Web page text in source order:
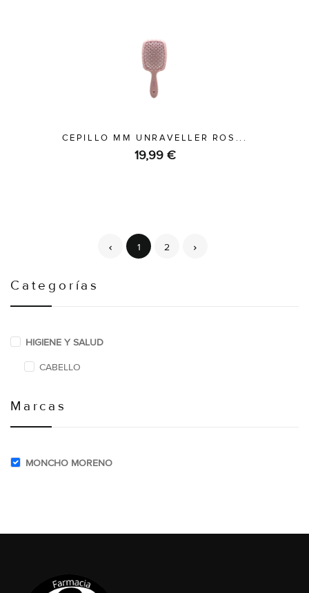
Categorías
HIGIENE Y SALUD
CABELLO
Marcas
MONCHO MORENO
CEPILLO MM UNRAVELLER ROS...
19,99 €
1 2